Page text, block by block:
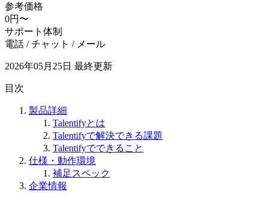
参考価格
0円〜
サポート体制
電話 / チャット / メール
2026年05月25日 最終更新
目次
製品詳細
Talentifyとは
Talentifyで解決できる課題
Talentifyでできること
仕様・動作環境
補足スペック
企業情報